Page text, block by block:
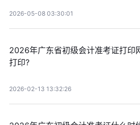
2026-05-08 03:30:01
2026年广东省初级会计准考证打印
打印?
2026-02-13 13:32:26